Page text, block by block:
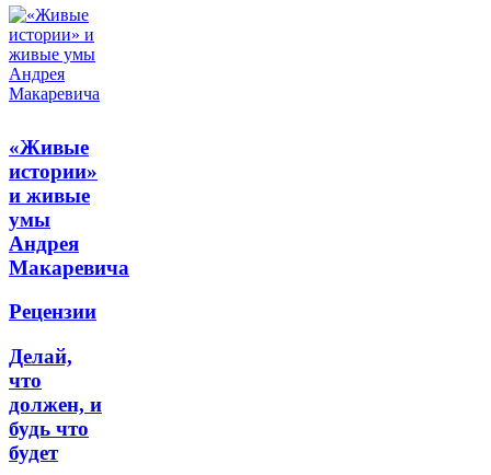
«Живые
истории»
и живые
умы
Андрея
Макаревича
Рецензии
Делай,
что
должен, и
будь что
будет